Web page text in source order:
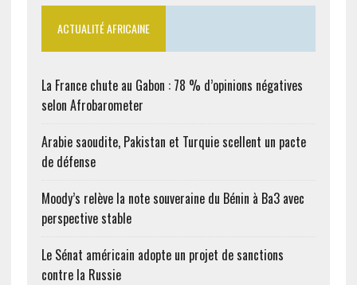
ACTUALITÉ AFRICAINE
La France chute au Gabon : 78 % d’opinions négatives
selon Afrobarometer
Arabie saoudite, Pakistan et Turquie scellent un pacte
de défense
Moody’s relève la note souveraine du Bénin à Ba3 avec
perspective stable
Le Sénat américain adopte un projet de sanctions
contre la Russie